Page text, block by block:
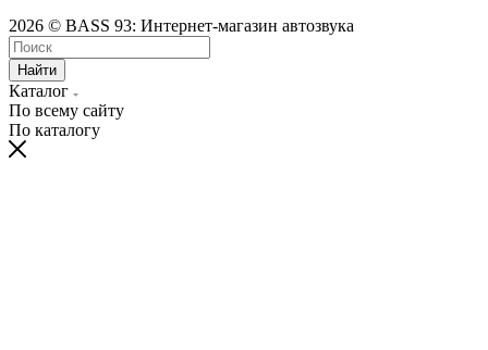
2026 © BASS 93: Интернет-магазин автозвука
Найти
Каталог
По всему сайту
По каталогу